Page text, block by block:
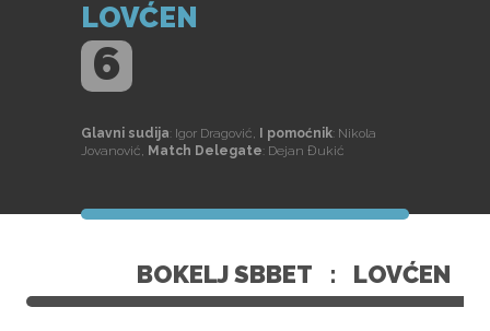
LOVĆEN
6
Glavni sudija: Igor Dragović, I pomoćnik: Nikola
Jovanović, Match Delegate: Dejan Đukić
BOKELJ SBBET : LOVĆEN